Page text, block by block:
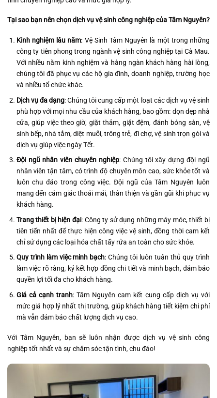
Tại sao bạn nên chọn dịch vụ vệ sinh công nghiệp của Tâm Nguyên?
Kinh nghiệm lâu năm: Vệ Sinh Tâm Nguyên là một trong những
công ty tiên phong trong ngành vệ sinh công nghiệp tại Cà Mau.
Với nhiều năm kinh nghiệm và hàng ngàn khách hàng hài lòng,
chúng tôi đã phục vụ các hộ gia đình, doanh nghiệp, trường học
và nhiều tổ chức khác.
Dịch vụ đa dạng: Chúng tôi cung cấp một loạt các dịch vụ vệ sinh
phù hợp với mọi nhu cầu của khách hàng, bao gồm: dọn dẹp nhà
cửa, giúp việc theo giờ, giặt thảm, giặt đệm, đánh bóng sàn, vệ
sinh bếp, nhà tắm, diệt muỗi, trông trẻ, đi chợ, vệ sinh trọn gói và
dịch vụ giúp việc ngày Tết.
Đội ngũ nhân viên chuyên nghiệp: Chúng tôi xây dựng đội ngũ
nhân viên tận tâm, có trình độ chuyên môn cao, sức khỏe tốt và
luôn chu đáo trong công việc. Đội ngũ của Tâm Nguyên luôn
mang đến cảm giác thoải mái, thân thiện và gần gũi khi phục vụ
khách hàng.
Trang thiết bị hiện đại: Công ty sử dụng những máy móc, thiết bị
tiên tiến nhất để thực hiện công việc vệ sinh, đồng thời cam kết
chỉ sử dụng các loại hóa chất tẩy rửa an toàn cho sức khỏe.
Quy trình làm việc minh bạch: Chúng tôi luôn tuân thủ quy trình
làm việc rõ ràng, ký kết hợp đồng chi tiết và minh bạch, đảm bảo
quyền lợi tối đa cho khách hàng.
Giá cả cạnh tranh: Tâm Nguyên cam kết cung cấp dịch vụ với
mức giá hợp lý nhất thị trường, giúp khách hàng tiết kiệm chi phí
mà vẫn đảm bảo chất lượng dịch vụ cao.
Với Tâm Nguyên, bạn sẽ luôn nhận được dịch vụ vệ sinh công
nghiệp tốt nhất và sự chăm sóc tận tình, chu đáo!